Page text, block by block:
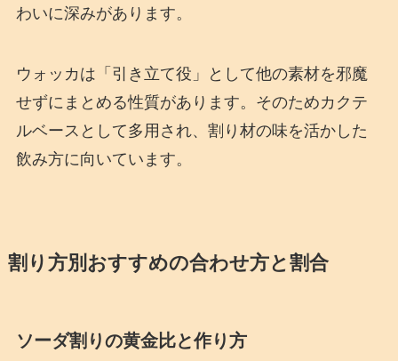
わいに深みがあります。
ウォッカは「引き立て役」として他の素材を邪魔
せずにまとめる性質があります。そのためカクテ
ルベースとして多用され、割り材の味を活かした
飲み方に向いています。
割り方別おすすめの合わせ方と割合
ソーダ割りの黄金比と作り方